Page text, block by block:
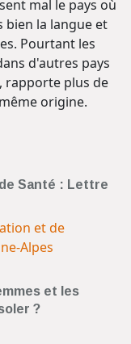
mal le pays où
bien la langue et
Pourtant les
d'autres pays
rapporte plus de
origine.
Santé : Lettre
et de
Alpes
et les
?